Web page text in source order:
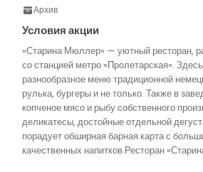
Архив
Условия акции
«Старина Мюллер» — уютный ресторан,
со станцией метро «Пролетарская».
разнообразное меню традиционной
рулька, бургеры и не только. Также в
копченое мясо и рыбу собственного
деликатесы, достойные отдельной
порадует обширная барная карта с
качественных напитков.Ресторан